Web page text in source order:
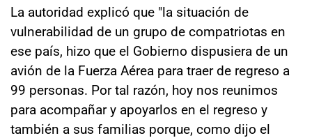
La autoridad explicó que "la situación de
vulnerabilidad de un grupo de compatriotas en
ese país, hizo que el Gobierno dispusiera de un
avión de la Fuerza Aérea para traer de regreso a
99 personas. Por tal razón, hoy nos reunimos
para acompañar y apoyarlos en el regreso y
también a sus familias porque, como dijo el